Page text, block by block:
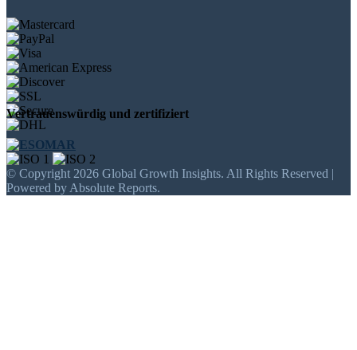
Vertrauenswürdig und zertifiziert
© Copyright 2026 Global Growth Insights. All Rights Reserved |
Powered by Absolute Reports.